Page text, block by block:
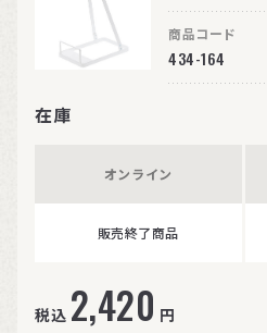
商品コード
434-164
在庫
オンライン
販売終了商品
税込 2,420 円